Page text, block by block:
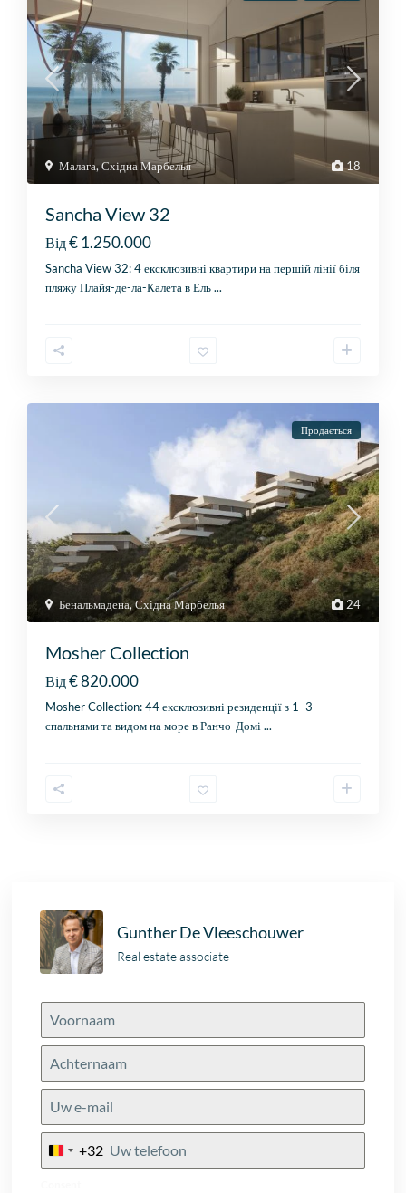
18
Малага,Східна Марбелья
Sancha View 32
Від€ 1.250.000
Sancha View 32: 4 ексклюзивні квартири на першій лінії біля
пляжу Плайя-де-ла-Калета в Ель...
24
Бенальмадена,Східна Марбелья
Продається
Mosher Collection
Від€ 820.000
Mosher Collection: 44 ексклюзивні резиденції з 1–3
спальнями та видом на море в Ранчо-Домі...
Gunther De Vleeschouwer
Real estate associate
Belgium
+32